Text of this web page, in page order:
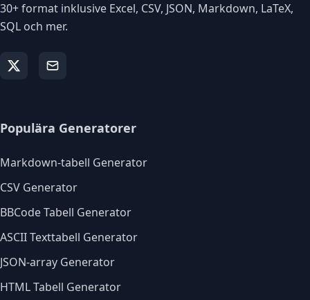
30+ format inklusive Excel, CSV, JSON, Markdown, LaTeX,
SQL och mer.
Populära Generatorer
Markdown-tabell Generator
CSV Generator
BBCode Tabell Generator
ASCII Texttabell Generator
JSON-array Generator
HTML Tabell Generator